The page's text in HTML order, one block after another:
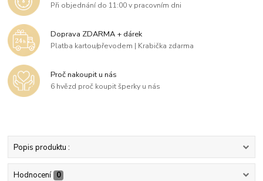
Při objednání do 11:00 v pracovním dni
Doprava ZDARMA + dárek
Platba kartou/převodem | Krabička zdarma
Proč nakoupit u nás
6 hvězd proč koupit šperky u nás
Popis produktu :
Hodnocení 0